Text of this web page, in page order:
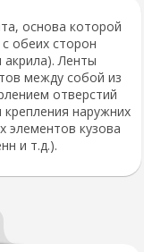
основа которой
обеих сторон
акрила). Ленты
между собой из
отверстий
крепления наружних
элементов кузова
и т.д.).